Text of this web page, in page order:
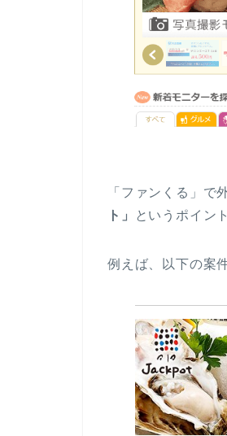
「ファンくる」で
ト」
というポイン
例えば、以下の案